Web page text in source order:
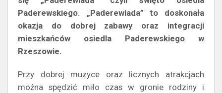
Paderewskiego. „Paderewiada” to doskonała
okazja do dobrej zabawy oraz integracji
mieszkańców osiedla Paderewskiego w
Rzeszowie.
Przy dobrej muzyce oraz licznych atrakcjach
można spędzić miło czas w gronie rodziny i